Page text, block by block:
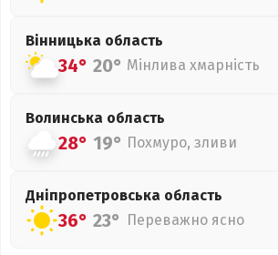
Вінницька область
34° 20° Мінлива хмарність
Волинська область
28° 19° Похмуро, зливи
Дніпропетровська область
36° 23° Переважно ясно